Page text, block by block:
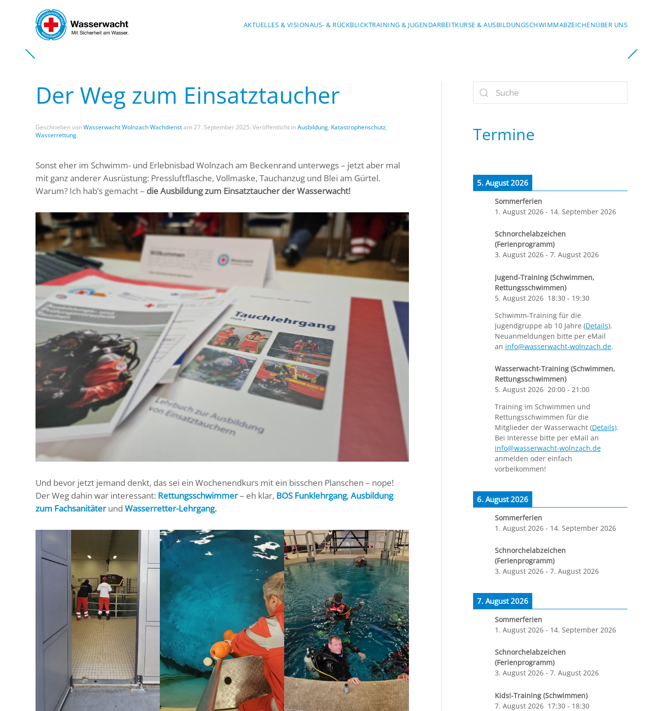
Skip to main content AKTUELLES & VISIONAUS- & RÜCKBLICKTRAINING & JUGENDARBEITKURSE & AUSBILDUNGSCHWIMMABZEICHENÜBER UNS
Der Weg zum Einsatztaucher
Geschrieben vonWasserwacht Wolnzach Wachdienstam 27. September 2025. Veröffentlicht inAusbildung, Katastrophenschutz,
Wasserrettung.
Sonst eher im Schwimm- und Erlebnisbad Wolnzach am Beckenrand unterwegs – jetzt aber mal
mit ganz anderer Ausrüstung: Pressluftflasche, Vollmaske, Tauchanzug und Blei am Gürtel.
Warum? Ich hab’s gemacht – die Ausbildung zum Einsatztaucher der Wasserwacht!
Und bevor jetzt jemand denkt, das sei ein Wochenendkurs mit ein bisschen Planschen – nope!
Der Weg dahin war interessant: Rettungsschwimmer– eh klar, BOS Funklehrgang, Ausbildung
zum Fachsanitäterund Wasserretter-Lehrgang.
Termine
5. August 2026
Sommerferien
1. August 2026- 14. September 2026
Schnorchelabzeichen
(Ferienprogramm)
3. August 2026- 7. August 2026
Jugend-Training (Schwimmen,
Rettungsschwimmen)
5. August 2026 18:30- 19:30
Schwimm-Training für die
Jugendgruppe ab 10 Jahre (Details).
Neuanmeldungen bitte per eMail
an info@wasserwacht-wolnzach.de.
Wasserwacht-Training (Schwimmen,
Rettungsschwimmen)
5. August 2026 20:00- 21:00
Training im Schwimmen und
Rettungsschwimmen für die
Mitglieder der Wasserwacht (Details).
Bei Interesse bitte per eMail an
info@wasserwacht-wolnzach.de
anmelden oder einfach
vorbeikommen!
6. August 2026
Sommerferien
1. August 2026- 14. September 2026
Schnorchelabzeichen
(Ferienprogramm)
3. August 2026- 7. August 2026
7. August 2026
Sommerferien
1. August 2026- 14. September 2026
Schnorchelabzeichen
(Ferienprogramm)
3. August 2026- 7. August 2026
Kids!-Training (Schwimmen)
7. August 2026 17:30- 18:30